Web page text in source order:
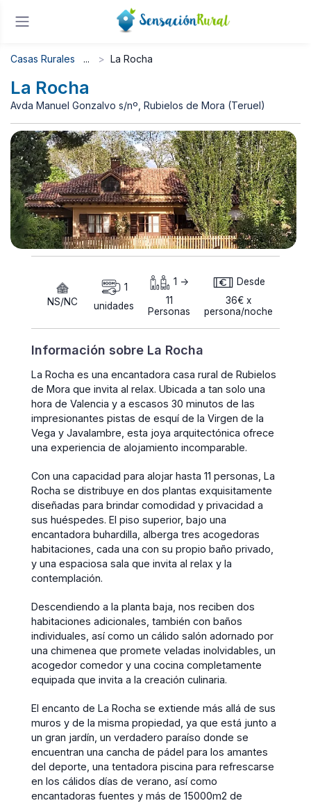
Casas Rurales La Rocha
La Rocha
Avda Manuel Gonzalvo s/nº, Rubielos de Mora (Teruel)
NS/NC
1
unidades
1 ->
11
Personas
Desde
36€ x
persona/noche
Información sobre La Rocha
La Rocha es una encantadora casa rural de Rubielos
de Mora que invita al relax. Ubicada a tan solo una
hora de Valencia y a escasos 30 minutos de las
impresionantes pistas de esquí de la Virgen de la
Vega y Javalambre, esta joya arquitectónica ofrece
una experiencia de alojamiento incomparable.
Con una capacidad para alojar hasta 11 personas, La
Rocha se distribuye en dos plantas exquisitamente
diseñadas para brindar comodidad y privacidad a
sus huéspedes. El piso superior, bajo una
encantadora buhardilla, alberga tres acogedoras
habitaciones, cada una con su propio baño privado,
y una espaciosa sala que invita al relax y la
contemplación.
Descendiendo a la planta baja, nos reciben dos
habitaciones adicionales, también con baños
individuales, así como un cálido salón adornado por
una chimenea que promete veladas inolvidables, un
acogedor comedor y una cocina completamente
equipada que invita a la creación culinaria.
El encanto de La Rocha se extiende más allá de sus
muros y de la misma propiedad, ya que está junto a
un gran jardín, un verdadero paraíso donde se
encuentran una cancha de pádel para los amantes
del deporte, una tentadora piscina para refrescarse
en los cálidos días de verano, así como
encantadoras fuentes y más de 15000m2 de